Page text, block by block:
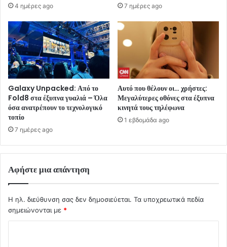
4 ημέρες ago 7 ημέρες ago
Galaxy Unpacked: Από το
Fold8 στα έξυπνα γυαλιά – Όλα
όσα ανατρέπουν το τεχνολογικό
τοπίο
7 ημέρες ago
Αυτό που θέλουν οι… χρήστες:
Μεγαλύτερες οθόνες στα έξυπνα
κινητά τους τηλέφωνα
1 εβδομάδα ago
Αφήστε μια απάντηση
Η ηλ. διεύθυνση σας δεν δημοσιεύεται. Τα υποχρεωτικά πεδία
σημειώνονται με *